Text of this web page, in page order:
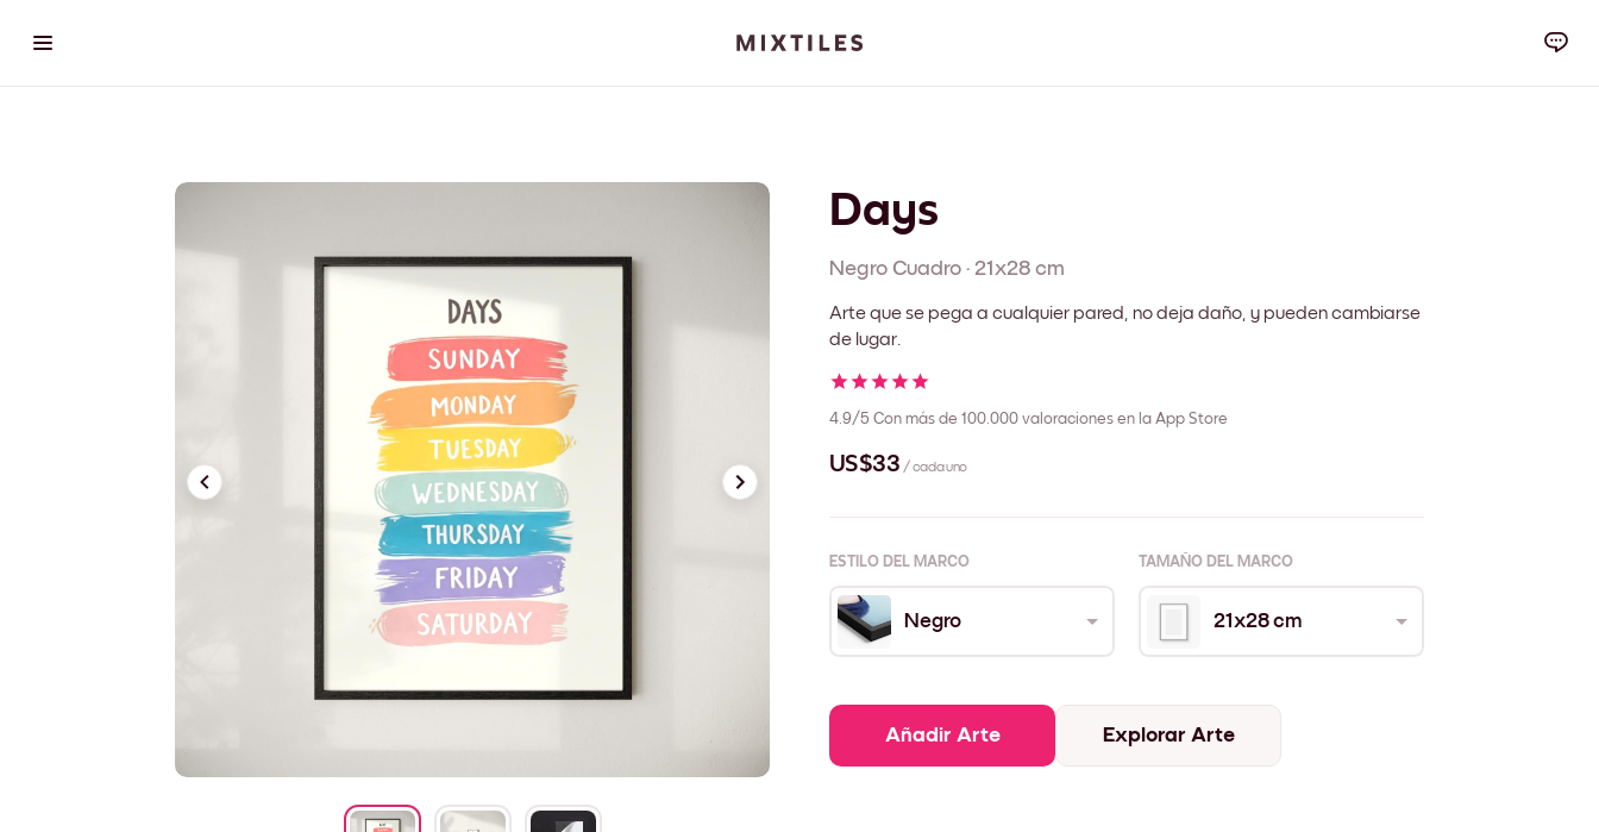
Days
Negro Cuadro · 21x28 cm
Arte que se pega a cualquier pared, no deja daño, y pueden cambiarse
de lugar.
4.9/5 Con más de 100.000 valoraciones en la App Store
US$33 / cada uno
ESTILO DEL MARCO TAMAÑO DEL MARCO
Negro 21x28 cm
Añadir Arte Explorar Arte